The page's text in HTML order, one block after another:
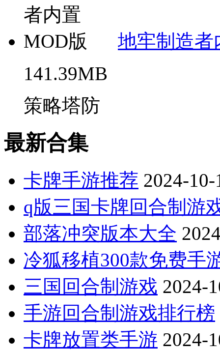
地牢制造者
141.39MB
策略塔防
最新合集
卡牌手游推荐 2024-10-
q版三国卡牌回合制游
部落冲突版本大全
冷狐移植300款免费手
三国回合制游戏 2024-
手游回合制游戏排行榜
卡牌放置类手游 2024-